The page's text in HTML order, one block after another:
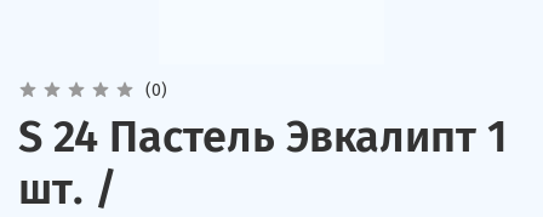
(0)
S 24 Пастель Эвкалипт 1
шт. /